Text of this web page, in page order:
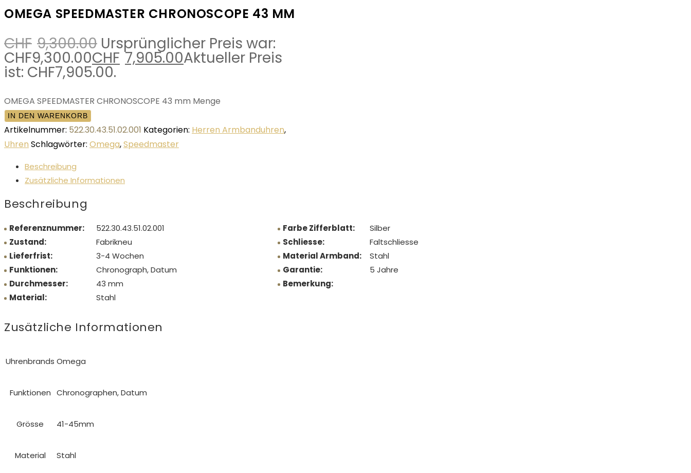
OMEGA SPEEDMASTER CHRONOSCOPE 43 MM
CHF 9,300.00 Ursprünglicher Preis war:
CHF9,300.00CHF 7,905.00Aktueller Preis
ist: CHF7,905.00.
OMEGA SPEEDMASTER CHRONOSCOPE 43 mm Menge
IN DEN WARENKORB
Artikelnummer: 522.30.43.51.02.001 Kategorien: Herren Armbanduhren,
Uhren Schlagwörter: Omega,Speedmaster
Beschreibung
Zusätzliche Informationen
Beschreibung
Referenznummer:
522.30.43.51.02.001
Zustand:
Fabrikneu
Lieferfrist:
3-4 Wochen
Funktionen:
Chronograph, Datum
Durchmesser:
43 mm
Material:
Stahl
Farbe Zifferblatt:
Silber
Schliesse:
Faltschliesse
Material Armband:
Stahl
Garantie:
5 Jahre
Bemerkung:
Zusätzliche Informationen
Uhrenbrands Omega
Funktionen Chronographen, Datum
Grösse 41-45mm
Material Stahl